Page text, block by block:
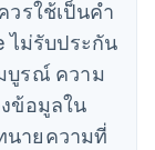
วรใช้เป็นคํา
ไม่รับประกัน
บูรณ์ ความ
ข้อมูลใน
ายความที่